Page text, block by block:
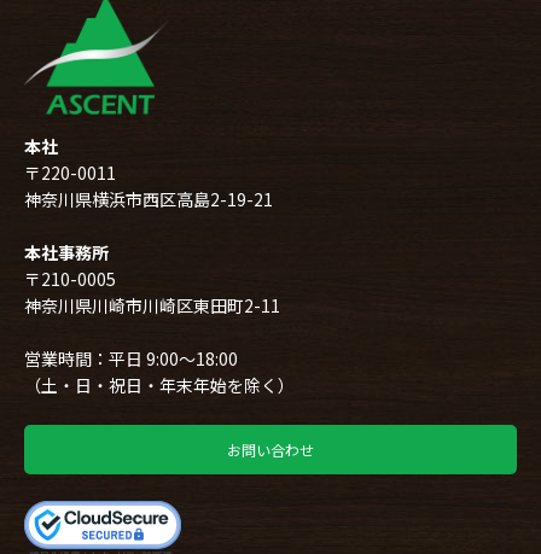
本社
〒220-0011
神奈川県横浜市西区高島2-19-21
本社事務所
〒210-0005
神奈川県川崎市川崎区東田町2-11
営業時間：平日 9:00～18:00
（土・日・祝日・年末年始を除く）
お問い合わせ